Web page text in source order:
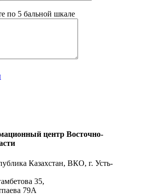
по 5 бальной шкале
центр Восточно-
Казахстан, ВКО, г. Усть-
35,
79А